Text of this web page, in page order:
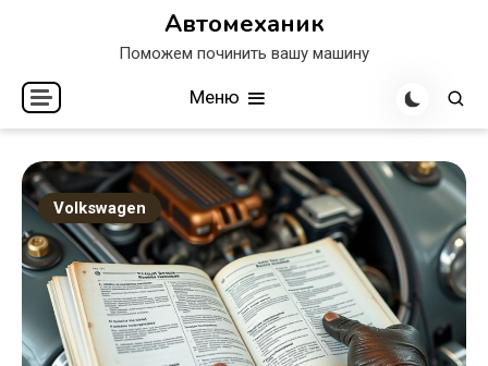
Автомеханик
Поможем починить вашу машину
Меню
Volkswagen